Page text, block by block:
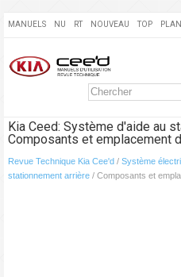
MANUELS NU RT NOUVEAU TOP
Kia Ceed: Système d′aide au
Composants et emplacement
Revue Technique Kia Cee'd / Système
stationnement arrière / Composants et